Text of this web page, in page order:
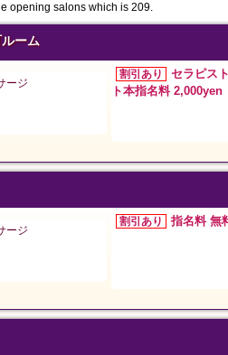
opening salons which is 209.
ーム
ージ
割引あり
セラピス
ト本指名料 2,000yen
ージ
割引あり 指名料 無